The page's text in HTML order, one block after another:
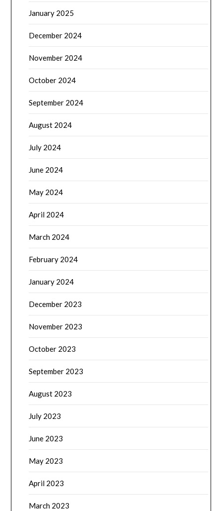
January 2025
December 2024
November 2024
October 2024
September 2024
August 2024
July 2024
June 2024
May 2024
April 2024
March 2024
February 2024
January 2024
December 2023
November 2023
October 2023
September 2023
August 2023
July 2023
June 2023
May 2023
April 2023
March 2023